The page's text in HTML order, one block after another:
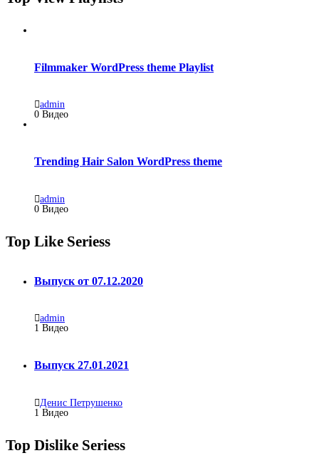
Filmmaker WordPress theme Playlist
admin
0 Видео
Trending Hair Salon WordPress theme
admin
0 Видео
Top Like Seriess
Выпуск от 07.12.2020
admin
1 Видео
Выпуск 27.01.2021
Денис Петрушенко
1 Видео
Top Dislike Seriess